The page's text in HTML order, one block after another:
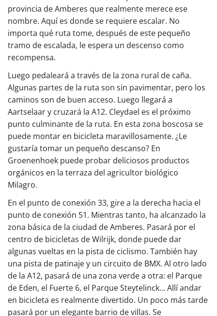
provincia de Amberes que realmente merece ese
nombre. Aquí es donde se requiere escalar. No
importa qué ruta tome, después de este pequeño
tramo de escalada, le espera un descenso como
recompensa.
Luego pedaleará a través de la zona rural de caña.
Algunas partes de la ruta son sin pavimentar, pero los
caminos son de buen acceso. Luego llegará a
Aartselaar y cruzará la A12. Cleydael es el próximo
punto culminante de la ruta. En esta zona boscosa se
puede montar en bicicleta maravillosamente. ¿Le
gustaría tomar un pequeño descanso? En
Groenenhoek puede probar deliciosos productos
orgánicos en la terraza del agricultor biológico
Milagro.
En el punto de conexión 33, gire a la derecha hacia el
punto de conexión 51. Mientras tanto, ha alcanzado la
zona básica de la ciudad de Amberes. Pasará por el
centro de bicicletas de Wilrijk, donde puede dar
algunas vueltas en la pista de ciclismo. También hay
una pista de patinaje y un circuito de BMX. Al otro lado
de la A12, pasará de una zona verde a otra: el Parque
de Eden, el Fuerte 6, el Parque Steytelinck... Allí andar
en bicicleta es realmente divertido. Un poco más tarde
pasará por un elegante barrio de villas. Se